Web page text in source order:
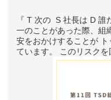
『 T 次の S 社長は D 誰
一のことがあった際、組
安をおかけすることが
ています。 このリスク